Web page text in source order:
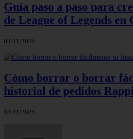
Guía paso a paso para
de League of Legends en
03/11/2025
Cómo borrar o borrar
historial de pedidos Rappi
03/11/2025